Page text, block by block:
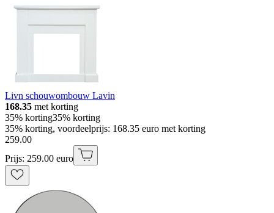
Livn schouwombouw Lavin
168.35 met korting
35% korting35% korting
35% korting, voordeelprijs: 168.35 euro met korting
259.00
Prijs: 259.00 euro